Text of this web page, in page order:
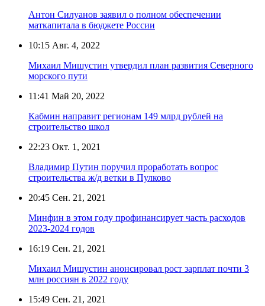
Антон Силуанов заявил о полном обеспечении
маткапитала в бюджете России
10:15 Авг. 4, 2022
Михаил Мишустин утвердил план развития Северного
морского пути
11:41 Май 20, 2022
Кабмин направит регионам 149 млрд рублей на
строительство школ
22:23 Окт. 1, 2021
Владимир Путин поручил проработать вопрос
строительства ж/д ветки в Пулково
20:45 Сен. 21, 2021
Минфин в этом году профинансирует часть расходов
2023-2024 годов
16:19 Сен. 21, 2021
Михаил Мишустин анонсировал рост зарплат почти 3
млн россиян в 2022 году
15:49 Сен. 21, 2021